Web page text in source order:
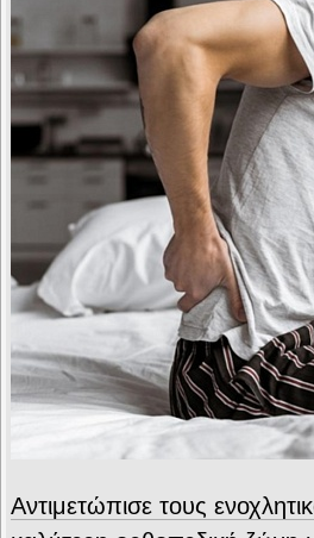
Αντιμετώπισε τους